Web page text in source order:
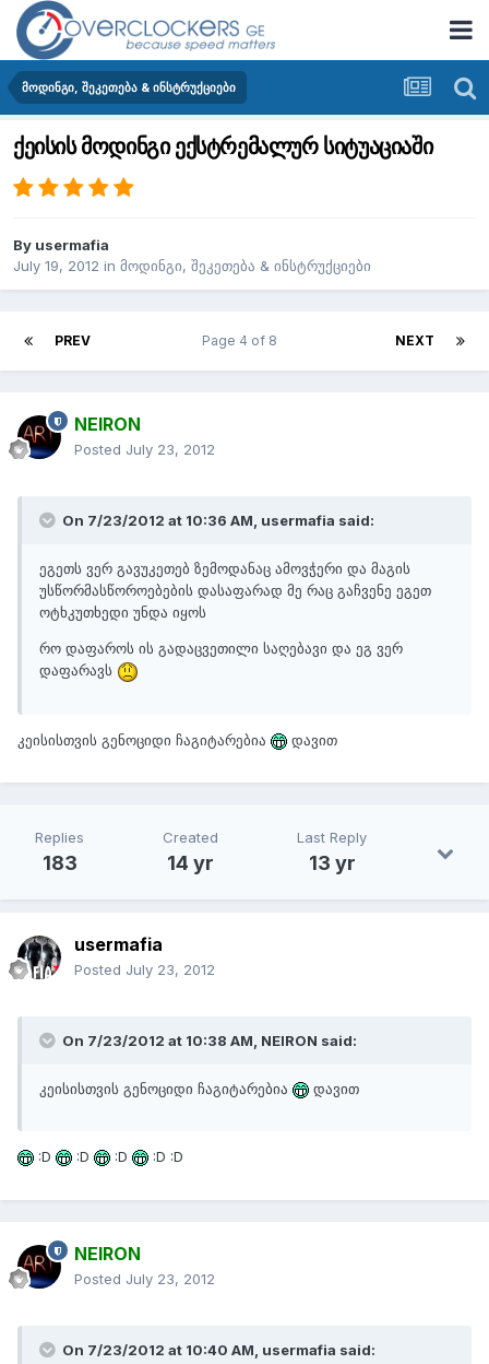
მოდინგი, შეკეთება & ინსტრუქციები
ქეისის მოდინგი ექსტრემალურ სიტუაციაში
By usermafia
July 19, 2012 in მოდინგი, შეკეთება & ინსტრუქციები
PREV NEXT
Page 4 of 8
NEIRON
Posted July 23, 2012
On 7/23/2012 at 10:36 AM, usermafia said:
ეგეთს ვერ გავუკეთებ ზემოდანაც ამოვჭერი და მაგის
უსწორმასწოროებების დასაფარად მე რაც გაჩვენე ეგეთ
ოტხკუთხედი უნდა იყოს
რო დაფაროს ის გადაცვეთილი საღებავი და ეგ ვერ
დაფარავს
კეისისთვის გენოციდი ჩაგიტარებია დავით
Replies
183
Created
14 yr
Last Reply
13 yr
usermafia
Posted July 23, 2012
On 7/23/2012 at 10:38 AM, NEIRON said:
კეისისთვის გენოციდი ჩაგიტარებია დავით
:D :D :D :D :D
NEIRON
Posted July 23, 2012
On 7/23/2012 at 10:40 AM, usermafia said: